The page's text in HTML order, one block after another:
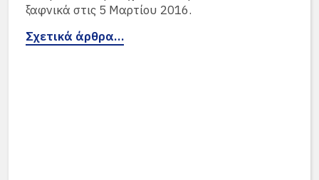
ξαφνικά στις 5 Μαρτίου 2016.
Σχετικά άρθρα…